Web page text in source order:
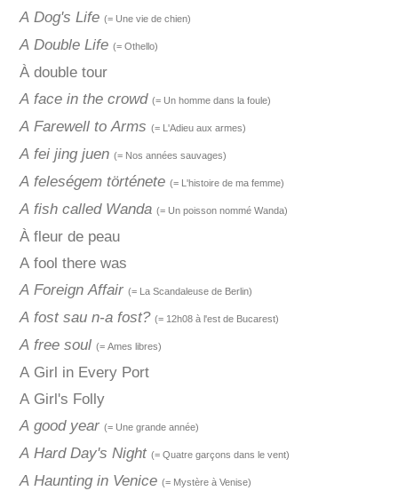
A Dog's Life (= Une vie de chien)
A Double Life (= Othello)
À double tour
A face in the crowd (= Un homme dans la foule)
A Farewell to Arms (= L'Adieu aux armes)
A fei jing juen (= Nos années sauvages)
A feleségem története (= L'histoire de ma femme)
A fish called Wanda (= Un poisson nommé Wanda)
À fleur de peau
A fool there was
A Foreign Affair (= La Scandaleuse de Berlin)
A fost sau n-a fost? (= 12h08 à l'est de Bucarest)
A free soul (= Ames libres)
A Girl in Every Port
A Girl's Folly
A good year (= Une grande année)
A Hard Day's Night (= Quatre garçons dans le vent)
A Haunting in Venice (= Mystère à Venise)